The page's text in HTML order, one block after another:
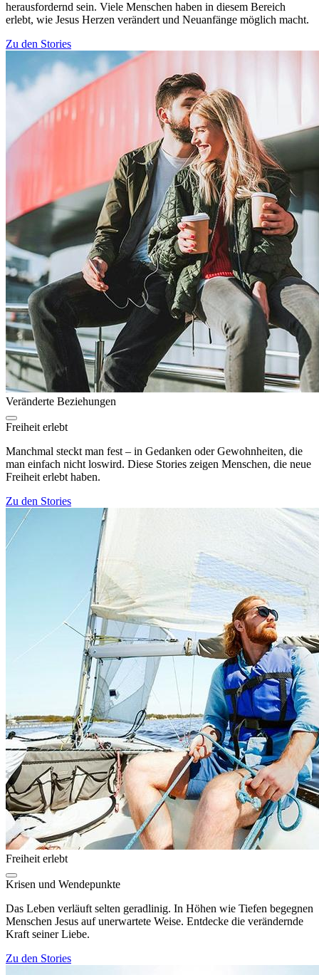
herausfordernd sein. Viele Menschen haben in diesem Bereich
erlebt, wie Jesus Herzen verändert und Neuanfänge möglich macht.
Zu den Stories
Veränderte Beziehungen
Freiheit erlebt
Manchmal steckt man fest – in Gedanken oder Gewohnheiten, die
man einfach nicht loswird. Diese Stories zeigen Menschen, die neue
Freiheit erlebt haben.
Zu den Stories
Freiheit erlebt
Krisen und Wendepunkte
Das Leben verläuft selten geradlinig. In Höhen wie Tiefen begegnen
Menschen Jesus auf unerwartete Weise. Entdecke die verändernde
Kraft seiner Liebe.
Zu den Stories